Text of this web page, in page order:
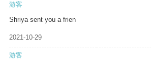
游客
Shriya sent you a frien
2021-10-29
游客